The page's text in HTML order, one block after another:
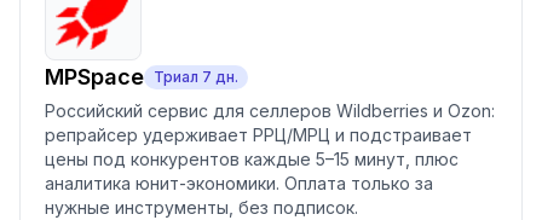
MPSpace Триал 7 дн.
Российский сервис для селлеров Wildberries и Ozon:
репрайсер удерживает РРЦ/МРЦ и подстраивает
цены под конкурентов каждые 5–15 минут, плюс
аналитика юнит-экономики. Оплата только за
нужные инструменты, без подписок.